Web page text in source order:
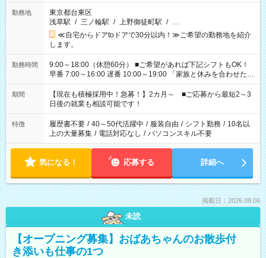
勤務地
東京都台東区
浅草駅 / 三ノ輪駅 / 上野御徒町駅 / …
≪自宅からドアtoドアで30分以内！≫ご希望の勤務地を紹介
します。
勤務時間
9:00～18:00（休憩60分） ■ご希望があれば下記シフトもOK！
早番 7:00～16:00 遅番 10:00～19:00 「家族と休みを合わせた
い」 「余裕を持って夕飯の準備がしたい」 「できれば残業はし
たくない」 など、ご希望を教えてくださいね。 ※Wワーク希望
の方へ 今ご覧のお仕事で希望する勤務時間と、もう1つのお仕事
の勤務時間。 合計で週40時間を超える場合は応募できません。
期間
【現在も積極採用中！急募！】2カ月～ ■ご応募から最短2～3
日後の就業も相談可能です！
特徴 履歴書不要 / 40～50代活躍中 / 服装自由 / シフト勤務 / 10名以
上の大量募集 / 電話対応なし / パソコンスキル不要
気になる！ 応募する 詳細へ
掲載日：2026.08.06
未読
【オープニング募集】おばあちゃんのお散歩付
き添いも仕事の1つ